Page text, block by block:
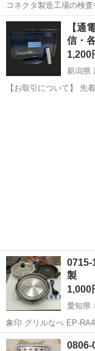
コネクタ製造工場の検
日128日★クリーンルー
★就業先食堂利用可！日払
工場のお仕事 ◇コネク
茨城 常陸大宮市
【通
信・
1,200
新潟県
【お取引について】 先
0715-
製
1,000
愛知県
象印 グリルなべ EP-
愛知 名古屋市
0806-